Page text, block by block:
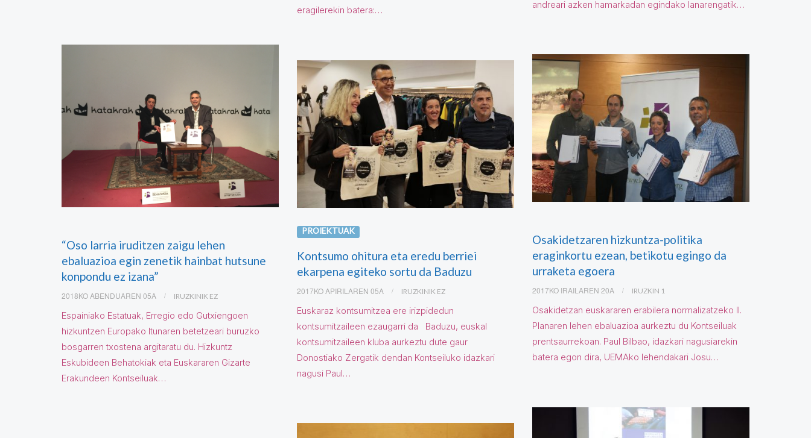
eragilerekin batera:…
andreari azken hamarkadan egindako lanarengatik…
“Oso larria iruditzen zaigu lehen
ebaluazioa egin zenetik hainbat hutsune
konpondu ez izana”
2018KO ABENDUAREN 05A IRUZKINIK EZ
Espainiako Estatuak, Erregio edo Gutxiengoen
hizkuntzen Europako Itunaren betetzeari buruzko
bosgarren txostena argitaratu du. Hizkuntz
Eskubideen Behatokiak eta Euskararen Gizarte
Erakundeen Kontseiluak…
Osakidetzaren hizkuntza-politika
eraginkortu ezean, betikotu egingo da
urraketa egoera
2017KO IRAILAREN 20A IRUZKIN 1
Osakidetzan euskararen erabilera normalizatzeko II.
Planaren lehen ebaluazioa aurkeztu du Kontseiluak
prentsaurrekoan. Paul Bilbao, idazkari nagusiarekin
batera egon dira, UEMAko lehendakari Josu…
PROIEKTUAK
Kontsumo ohitura eta eredu berriei
ekarpena egiteko sortu da Baduzu
2017KO APIRILAREN 05A IRUZKINIK EZ
Euskaraz kontsumitzea ere irizpidedun
kontsumitzaileen ezaugarri da Baduzu, euskal
kontsumitzaileen kluba aurkeztu dute gaur
Donostiako Zergatik dendan Kontseiluko idazkari
nagusi Paul…